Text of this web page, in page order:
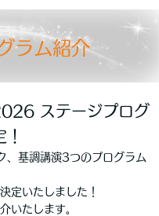
ラム紹介
ステージプログ
、基調講演3つのプログラム
定いたしました！
いたします。